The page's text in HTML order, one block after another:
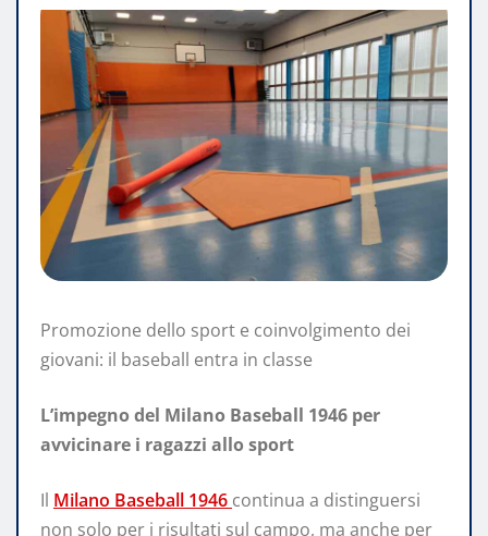
Promozione dello sport e coinvolgimento dei
giovani: il baseball entra in classe
L’impegno del Milano Baseball 1946 per
avvicinare i ragazzi allo sport
Il Milano Baseball 1946 continua a distinguersi
non solo per i risultati sul campo, ma anche per